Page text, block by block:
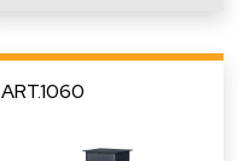
ART.1060